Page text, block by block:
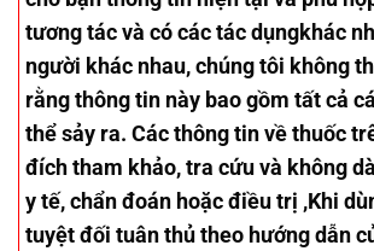
tương tác và có các tác dụngkhác
người khác nhau, chúng tôi không
rằng thông tin này bao gồm tất cả
thể sảy ra. Các thông tin về thuốc
đích tham khảo, tra cứu và không
y tế, chẩn đoán hoặc điều trị ,Khi
tuyệt đối tuân thủ theo hướng dẫn